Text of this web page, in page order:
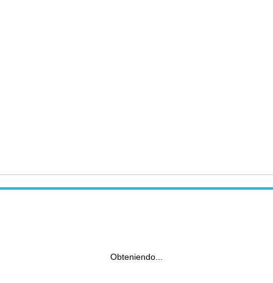
Obteniendo...